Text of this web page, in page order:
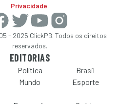
Privacidade.
- 2025 ClickPB. Todos os direitos
reservados.
EDITORIAS
Política
Brasil
Mundo Esporte